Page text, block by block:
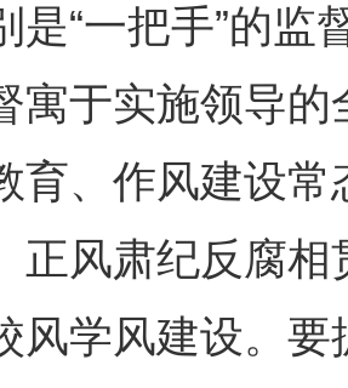
是“一把手”的监
寓于实施领导
育、作风建设
正风肃纪反腐
风学风建设。